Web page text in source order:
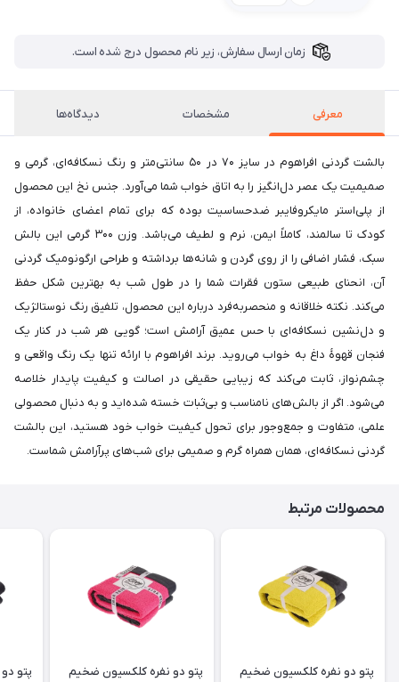
زمان ارسال سفارش، زیر نام محصول درج شده است.
معرفی مشخصات دیدگاه‌ها
بالشت گردنی افراهوم در سایز ۷۰ در ۵۰ سانتی‌متر و رنگ نسکافه‌ای، گرمی و
صمیمیت یک عصر دل‌انگیز را به اتاق خواب شما می‌آورد. جنس نخ این محصول
از پلی‌استر مایکروفایبر ضدحساسیت بوده که برای تمام اعضای خانواده، از
کودک تا سالمند، کاملاً ایمن، نرم و لطیف می‌باشد. وزن ۳۰۰ گرمی این بالش
سبک، فشار اضافی را از روی گردن و شانه‌ها برداشته و طراحی ارگونومیک گردنی
آن، انحنای طبیعی ستون فقرات شما را در طول شب به بهترین شکل حفظ
می‌کند. نکته خلاقانه و منحصربه‌فرد درباره این محصول، تلفیق رنگ نوستالژیک
و دل‌نشین نسکافه‌ای با حس عمیق آرامش است؛ گویی هر شب در کنار یک
فنجان قهوهٔ داغ به خواب می‌روید. برند افراهوم با ارائه تنها یک رنگ واقعی و
چشم‌نواز، ثابت می‌کند که زیبایی حقیقی در اصالت و کیفیت پایدار خلاصه
می‌شود. اگر از بالش‌های نامناسب و بی‌ثبات خسته شده‌اید و به دنبال محصولی
علمی، متفاوت و جمع‌وجور برای تحول کیفیت خواب خود هستید، این بالشت
گردنی نسکافه‌ای، همان همراه گرم و صمیمی برای شب‌های پرآرامش شماست.
محصولات مرتبط
پتو دو نفره کلکسیون ضخیم
پتو دو نفره کلکسیون ضخیم
پتو